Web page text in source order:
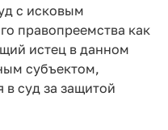
с исковым
правопреемства как
истец в данном
субъектом,
суд за защитой